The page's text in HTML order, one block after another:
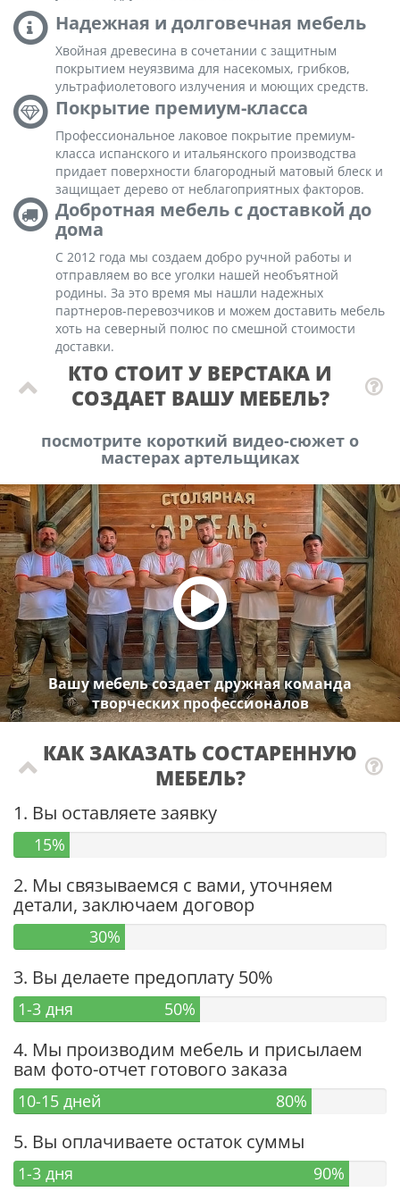
Надежная и долговечная мебель
Хвойная древесина в сочетании с защитным
покрытием неуязвима для насекомых, грибков,
ультрафиолетового излучения и моющих средств.
Покрытие премиум-класса
Профессиональное лаковое покрытие премиум-
класса испанского и итальянского производства
придает поверхности благородный матовый блеск и
защищает дерево от неблагоприятных факторов.
Добротная мебель с доставкой до
дома
С 2012 года мы создаем добро ручной работы и
отправляем во все уголки нашей необъятной
родины. За это время мы нашли надежных
партнеров-перевозчиков и можем доставить мебель
хоть на северный полюс по смешной стоимости
доставки.
КТО СТОИТ У ВЕРСТАКА И
СОЗДАЕТ ВАШУ МЕБЕЛЬ?
посмотрите короткий видео-сюжет о
мастерах артельщиках
Вашу мебель создает дружная команда
творческих профессионалов
КАК ЗАКАЗАТЬ СОСТАРЕННУЮ
МЕБЕЛЬ?
1. Вы оставляете заявку
15%
2. Мы связываемся с вами, уточняем
детали, заключаем договор
30%
3. Вы делаете предоплату 50%
1-3 дня 50%
4. Мы производим мебель и присылаем
вам фото-отчет готового заказа
10-15 дней 80%
5. Вы оплачиваете остаток суммы
1-3 дня 90%